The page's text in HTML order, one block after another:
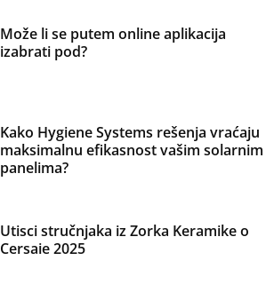
Može li se putem online aplikacija
izabrati pod?
Kako Hygiene Systems rešenja vraćaju
maksimalnu efikasnost vašim solarnim
panelima?
Utisci stručnjaka iz Zorka Keramike o
Cersaie 2025